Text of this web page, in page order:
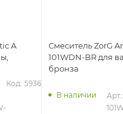
A
Код: 59369
Смеситель ZorG
101WDN-BR для
бронза
В наличии